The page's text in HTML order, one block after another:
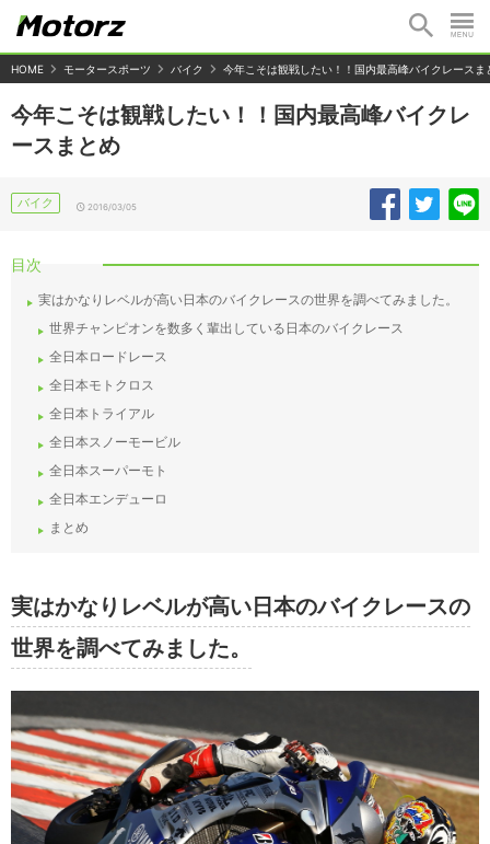
HOME モータースポーツ バイク 今年こそは観戦したい！！国内最高峰バイクレースま
今年こそは観戦したい！！国内最高峰バイクレ
ースまとめ
バイク 2016/03/05
目次
実はかなりレベルが高い日本のバイクレースの世界を調べてみました。
世界チャンピオンを数多く輩出している日本のバイクレース
全日本ロードレース
全日本モトクロス
全日本トライアル
全日本スノーモービル
全日本スーパーモト
全日本エンデューロ
まとめ
実はかなりレベルが高い日本のバイクレースの
世界を調べてみました。